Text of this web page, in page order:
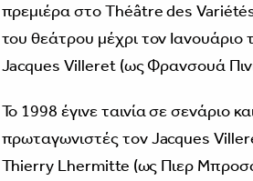
πρεμιέρα στο Théâtre des
του θεάτρου μέχρι τον
Jacques Villeret (ως Φρανσουά
Το 1998 έγινε ταινία σε σενάριο
πρωταγωνιστές τον Jacques
Thierry Lhermitte (ως Πιερ